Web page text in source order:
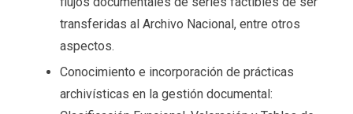
transferidas al Archivo Nacional, entre otros
aspectos.
Conocimiento e incorporación de prácticas
archivísticas en la gestión documental: